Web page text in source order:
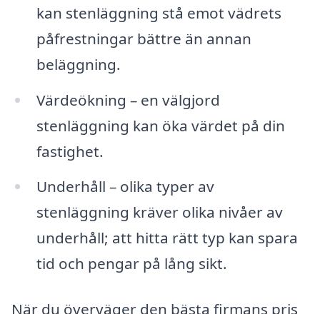
kan stenläggning stå emot vädrets
påfrestningar bättre än annan
beläggning.
Värdeökning – en välgjord
stenläggning kan öka värdet på din
fastighet.
Underhåll – olika typer av
stenläggning kräver olika nivåer av
underhåll; att hitta rätt typ kan spara
tid och pengar på lång sikt.
När du överväger den bästa firmans pris